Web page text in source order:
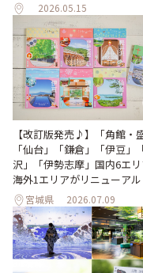
2026.05.15
【改訂版発売♪】「角館・
「仙台」「鎌倉」「伊豆」
沢」「伊勢志摩」国内6エリ
海外1エリアがリニューアル
宮城県 2026.07.09